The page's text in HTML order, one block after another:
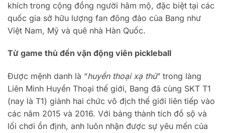
khích trong cộng đồng người hâm mộ, đặc biệt tại các
quốc gia sở hữu lượng fan đông đảo của Bang như
Việt Nam, Mỹ và quê nhà Hàn Quốc.
Từ game thủ đến vận động viên pickleball
Được mệnh danh là “huyền thoại xạ thủ” trong làng
Liên Minh Huyền Thoại thế giới, Bang đã cùng SKT T1
(nay là T1) giành hai chức vô địch thế giới liên tiếp vào
các năm 2015 và 2016. Với bảng thành tích đồ sộ và
lối chơi ổn định, anh luôn nhận được sự yêu mến của